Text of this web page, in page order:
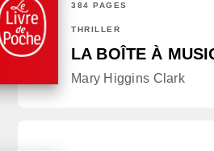
384 PAGES
THRILLER
LA BOÎTE À
Mary Higgins Clark